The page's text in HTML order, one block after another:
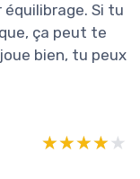
Si tu
ça peut te
bien, tu peux
★★★★★
★★★★★